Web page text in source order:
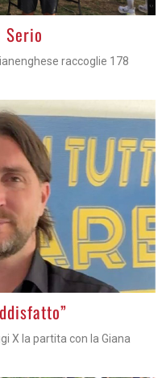
raccoglie 178
X la partita con la Giana